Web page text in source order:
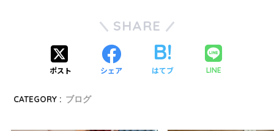
SHARE
ポスト シェア はてブ LINE
CATEGORY : ブログ